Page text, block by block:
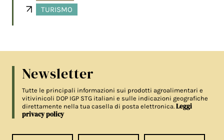
TURISMO
Newsletter
Tutte le principali informazioni sui prodotti agroalimentari e
vitivinicoli DOP IGP STG italiani e sulle indicazioni geografiche
direttamente nella tua casella di posta elettronica.Leggi
privacy policy